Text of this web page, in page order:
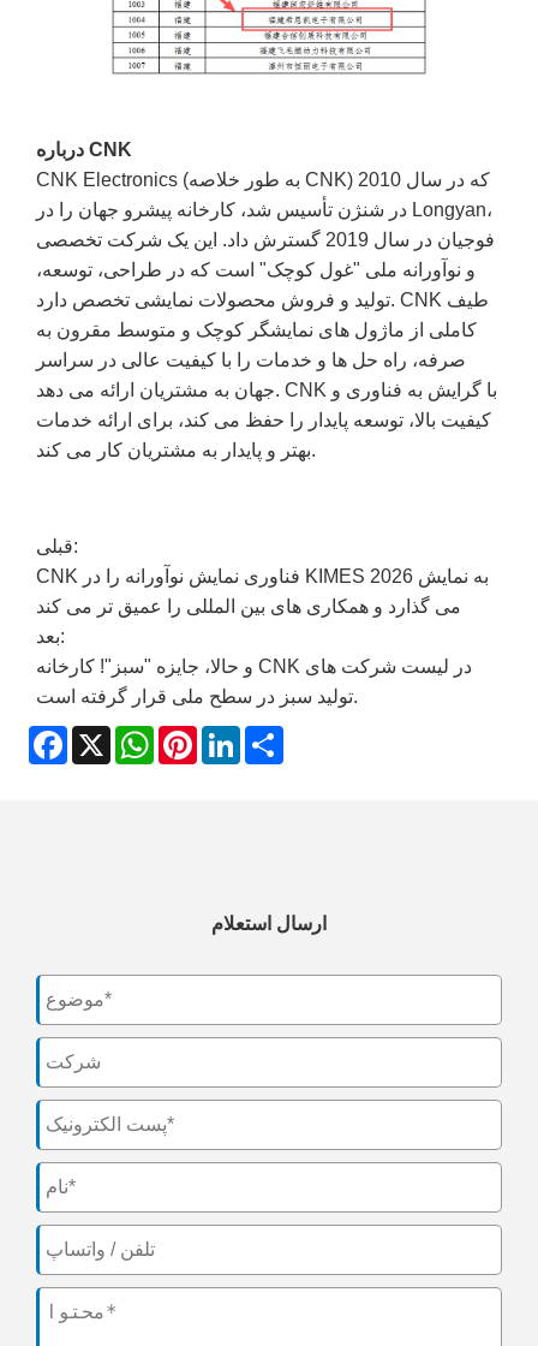
درباره CNK
CNK Electronics (به طور خلاصه CNK) که در سال 2010
در شنژن تأسیس شد، کارخانه پیشرو جهان را در Longyan،
فوجیان در سال 2019 گسترش داد. این یک شرکت تخصصی
و نوآورانه ملی "غول کوچک" است که در طراحی، توسعه،
تولید و فروش محصولات نمایشی تخصص دارد. CNK طیف
کاملی از ماژول های نمایشگر کوچک و متوسط ​​مقرون به
صرفه، راه حل ها و خدمات را با کیفیت عالی در سراسر
جهان به مشتریان ارائه می دهد. CNK با گرایش به فناوری و
کیفیت بالا، توسعه پایدار را حفظ می کند، برای ارائه خدمات
بهتر و پایدار به مشتریان کار می کند.
قبلی:
CNK فناوری نمایش نوآورانه را در KIMES 2026 به نمایش
می گذارد و همکاری های بین المللی را عمیق تر می کند
بعد:
و حالا، جایزه "سبز"! کارخانه CNK در لیست شرکت های
تولید سبز در سطح ملی قرار گرفته است.
Facebook
X WhatsApp
PinterestLinkedIn
ارسال استعلام